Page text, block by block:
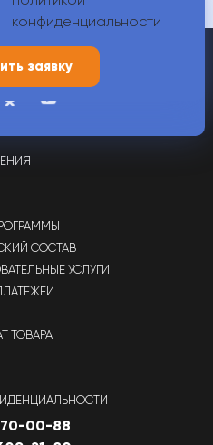
д. 65
конфиденциальности
СОСТАВ
УСЛУГИ
ТОВАРА
70-00-88